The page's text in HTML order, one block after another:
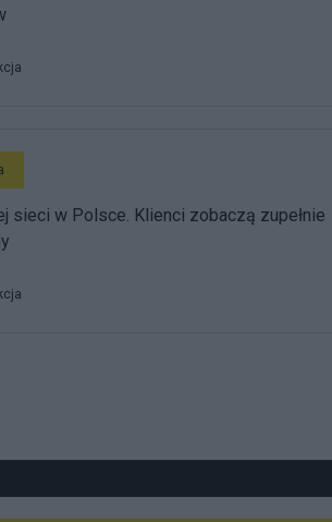
sieci w Polsce. Klienci zobaczą zupełnie